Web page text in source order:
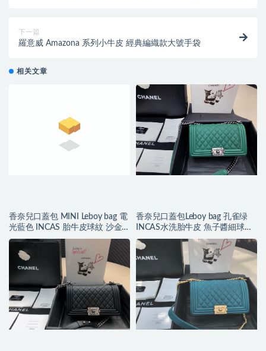
下一篇
羅意威 Amazona 系列小牛皮 經典編織款大號手袋
相关文章
香奈兒口蓋包 MINI Leboy bag 電
光藍色 INCAS 胎牛皮球紋 沙金
色五金
香奈兒口蓋包Leboy bag 孔雀绿
INCAS水洗胎牛皮 魚子醬細球紋
復古银色金屬